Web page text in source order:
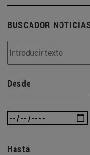
BUSCADOR NOTICIAS
Desde
Hasta